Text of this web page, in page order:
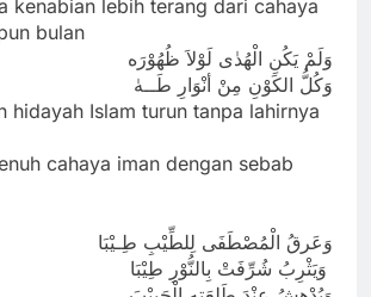
kenabian lebih terang dari cahaya
bulan
وَلَمْ يَكُنِ الْهُدٰى لَوْلاَ ظُهُوْرَه
وَكُلُّ الكَوْنِ مِنْ أنْوَارِ طَــهٰ
hidayah Islam turun tanpa lahirnya
cahaya iman dengan sebab
وَعَرقُ الْمُصْطَفَى لِلطِّيْبِ طِـيْبَا
وَيَثْرِبُ شُرِّفَتْ بِالنُّوْرِ طِيْبَا